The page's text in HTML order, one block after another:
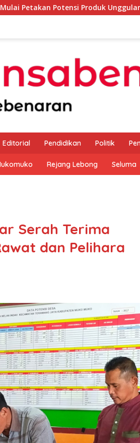
Produk Unggulan UMKM Melalui
Editorial Pendidikan Politik
Rejang Lebong Seluma
Serah Terima
dan Pelihara